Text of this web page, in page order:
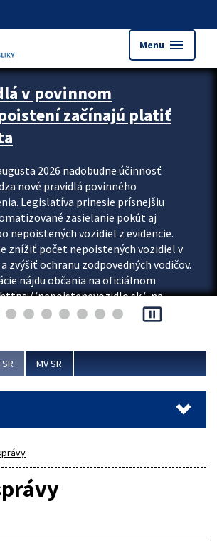
Menu menu
upútavok
v povinnom
začínajú platiť
2026 nadobudne účinnosť
nové pravidlá povinného
Legislatíva prinesie prísnejšiu
zasielanie pokút aj
nepoistených vozidiel z evidencie.
znížiť počet nepoistených vozidiel v
zvýšiť ochranu zodpovedných vodičov.
nájdu občania na oficiálnom
nepoistenevozidlo.sk/, na
pribudne aj možnosť overiť si...
pause_presentation
MV SR